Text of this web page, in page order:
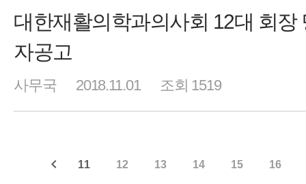
대한재활의학과의사회 12대 회장
자공고
사무국 2018.11.01 조회 1519
11 12 13 14 15 16